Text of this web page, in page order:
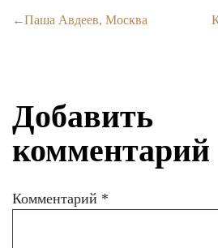
Паша Авдеев, Москва
Добавить
комментарий
Комментарий *